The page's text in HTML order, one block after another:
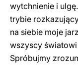
wytchnienie i
trybie
na siebie moje
wszyscy
Spróbujmy